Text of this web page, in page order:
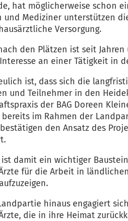
hat möglicherweise schon
und Mediziner unterstützen
Versorgung.
den Plätzen ist seit
an einer Tätigkeit in
ist, dass sich die
und Teilnehmer in den
der BAG Doreen
im Rahmen der
den Ansatz des
damit ein wichtiger
für die Arbeit in
hinaus engagiert
die in ihre Heimat